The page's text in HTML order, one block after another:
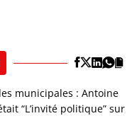
municipales : Antoine
“L’invité politique” sur